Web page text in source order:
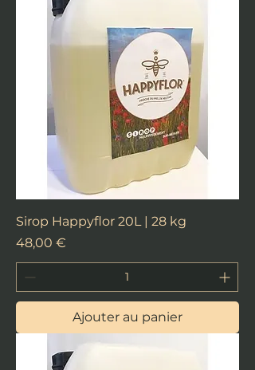
Sirop Happyflor 20L | 28 kg
Prix
48,00 €
Ajouter au panier